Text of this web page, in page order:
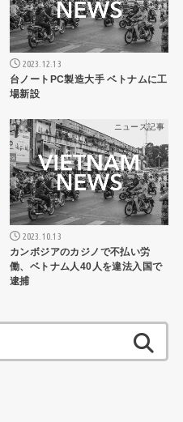
2023.12.13
台ノートPC製造大手 ベトナムに工
場新設
ニュース記事
2023.10.13
カンボジアのカジノで不払い労
働、ベトナム人40人を違法入国で
逮捕
索: